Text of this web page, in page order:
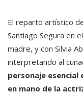
El reparto artístico
Santiago Segura en
madre, y con Silvia
interpretando al
personaje esencial
en mano de la